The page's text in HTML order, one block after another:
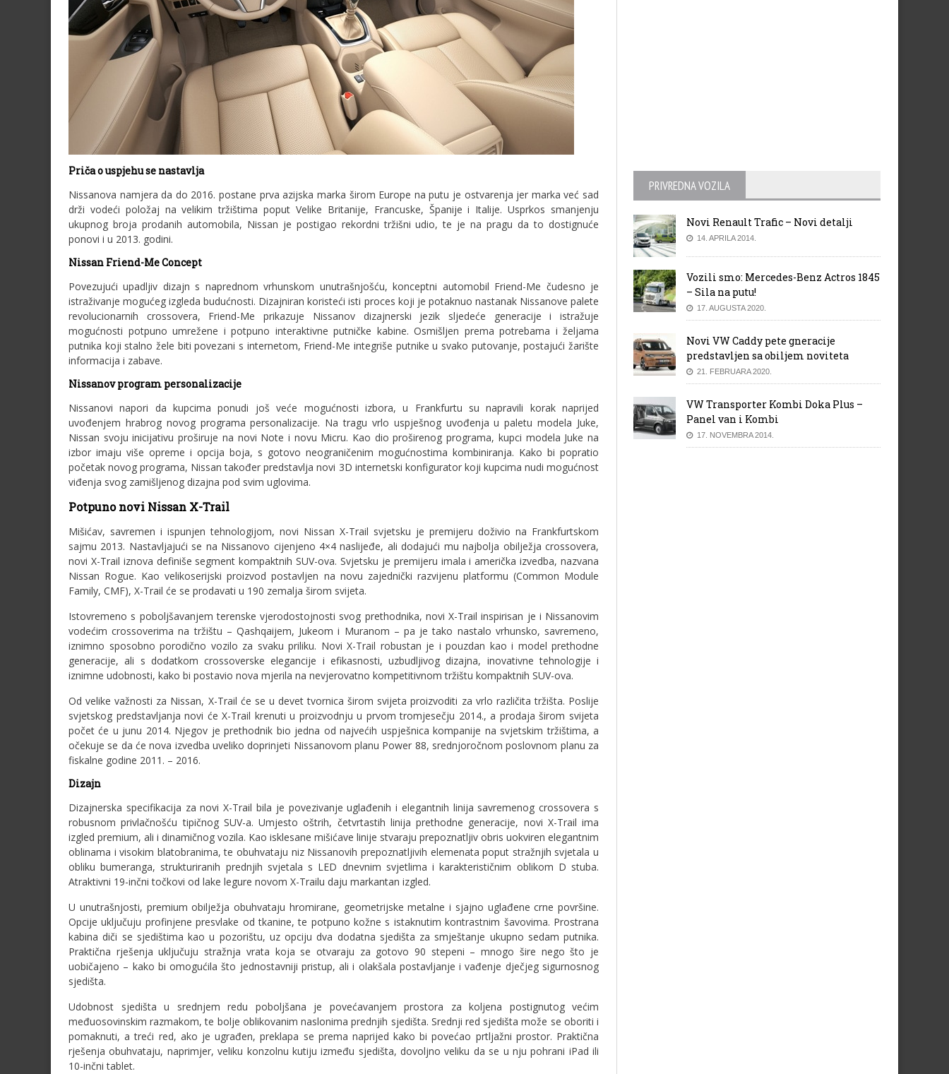
Priča o uspjehu se nastavlja
Nissanova namjera da do 2016. postane prva azijska marka širom Europe na putu je ostvarenja jer marka već sad
drži vodeći položaj na velikim tržištima poput Velike Britanije, Francuske, Španije i Italije. Usprkos smanjenju
ukupnog broja prodanih automobila, Nissan je postigao rekordni tržišni udio, te je na pragu da to dostignuće
ponovi i u 2013. godini.
Nissan Friend-Me Concept
Povezujući upadljiv dizajn s naprednom vrhunskom unutrašnjošću, konceptni automobil Friend-Me čudesno je
istraživanje mogućeg izgleda budućnosti. Dizajniran koristeći isti proces koji je potaknuo nastanak Nissanove palete
revolucionarnih crossovera, Friend-Me prikazuje Nissanov dizajnerski jezik sljedeće generacije i istražuje
mogućnosti potpuno umrežene i potpuno interaktivne putničke kabine. Osmišljen prema potrebama i željama
putnika koji stalno žele biti povezani s internetom, Friend-Me integriše putnike u svako putovanje, postajući žarište
informacija i zabave.
Nissanov program personalizacije
Nissanovi napori da kupcima ponudi još veće mogućnosti izbora, u Frankfurtu su napravili korak naprijed
uvođenjem hrabrog novog programa personalizacije. Na tragu vrlo uspješnog uvođenja u paletu modela Juke,
Nissan svoju inicijativu proširuje na novi Note i novu Micru. Kao dio proširenog programa, kupci modela Juke na
izbor imaju više opreme i opcija boja, s gotovo neograničenim mogućnostima kombiniranja. Kako bi popratio
početak novog programa, Nissan također predstavlja novi 3D internetski konfigurator koji kupcima nudi mogućnost
viđenja svog zamišljenog dizajna pod svim uglovima.
Potpuno novi Nissan X-Trail
Mišićav, savremen i ispunjen tehnologijom, novi Nissan X-Trail svjetsku je premijeru doživio na Frankfurtskom
sajmu 2013. Nastavljajući se na Nissanovo cijenjeno 4×4 naslijeđe, ali dodajući mu najbolja obilježja crossovera,
novi X-Trail iznova definiše segment kompaktnih SUV-ova. Svjetsku je premijeru imala i američka izvedba, nazvana
Nissan Rogue. Kao velikoserijski proizvod postavljen na novu zajednički razvijenu platformu (Common Module
Family, CMF), X-Trail će se prodavati u 190 zemalja širom svijeta.
Istovremeno s poboljšavanjem terenske vjerodostojnosti svog prethodnika, novi X-Trail inspirisan je i Nissanovim
vodećim crossoverima na tržištu – Qashqaijem, Jukeom i Muranom – pa je tako nastalo vrhunsko, savremeno,
iznimno sposobno porodično vozilo za svaku priliku. Novi X-Trail robustan je i pouzdan kao i model prethodne
generacije, ali s dodatkom crossoverske elegancije i efikasnosti, uzbudljivog dizajna, inovativne tehnologije i
iznimne udobnosti, kako bi postavio nova mjerila na nevjerovatno kompetitivnom tržištu kompaktnih SUV-ova.
Od velike važnosti za Nissan, X-Trail će se u devet tvornica širom svijeta proizvoditi za vrlo različita tržišta. Poslije
svjetskog predstavljanja novi će X-Trail krenuti u proizvodnju u prvom tromjesečju 2014., a prodaja širom svijeta
počet će u junu 2014. Njegov je prethodnik bio jedna od najvećih uspješnica kompanije na svjetskim tržištima, a
očekuje se da će nova izvedba uveliko doprinjeti Nissanovom planu Power 88, srednjoročnom poslovnom planu za
fiskalne godine 2011. – 2016.
Dizajn
Dizajnerska specifikacija za novi X-Trail bila je povezivanje uglađenih i elegantnih linija savremenog crossovera s
robusnom privlačnošću tipičnog SUV-a. Umjesto oštrih, četvrtastih linija prethodne generacije, novi X-Trail ima
izgled premium, ali i dinamičnog vozila. Kao isklesane mišićave linije stvaraju prepoznatljiv obris uokviren elegantnim
oblinama i visokim blatobranima, te obuhvataju niz Nissanovih prepoznatljivih elemenata poput stražnjih svjetala u
obliku bumeranga, strukturiranih prednjih svjetala s LED dnevnim svjetlima i karakterističnim oblikom D stuba.
Atraktivni 19-inčni točkovi od lake legure novom X-Trailu daju markantan izgled.
U unutrašnjosti, premium obilježja obuhvataju hromirane, geometrijske metalne i sjajno uglađene crne površine.
Opcije uključuju profinjene presvlake od tkanine, te potpuno kožne s istaknutim kontrastnim šavovima. Prostrana
kabina diči se sjedištima kao u pozorištu, uz opciju dva dodatna sjedišta za smještanje ukupno sedam putnika.
Praktična rješenja uključuju stražnja vrata koja se otvaraju za gotovo 90 stepeni – mnogo šire nego što je
uobičajeno – kako bi omogućila što jednostavniji pristup, ali i olakšala postavljanje i vađenje dječjeg sigurnosnog
sjedišta.
Udobnost sjedišta u srednjem redu poboljšana je povećavanjem prostora za koljena postignutog većim
međuosovinskim razmakom, te bolje oblikovanim naslonima prednjih sjedišta. Srednji red sjedišta može se oboriti i
pomaknuti, a treći red, ako je ugrađen, preklapa se prema naprijed kako bi povećao prtljažni prostor. Praktična
rješenja obuhvataju, naprimjer, veliku konzolnu kutiju između sjedišta, dovoljno veliku da se u nju pohrani iPad ili
10-inčni tablet.
PRIVREDNA VOZILA
Novi Renault Trafic – Novi detalji
14. APRILA 2014.
Vozili smo: Mercedes-Benz Actros 1845
– Sila na putu!
17. AUGUSTA 2020.
Novi VW Caddy pete gneracije
predstavljen sa obiljem noviteta
21. FEBRUARA 2020.
VW Transporter Kombi Doka Plus –
Panel van i Kombi
17. NOVEMBRA 2014.